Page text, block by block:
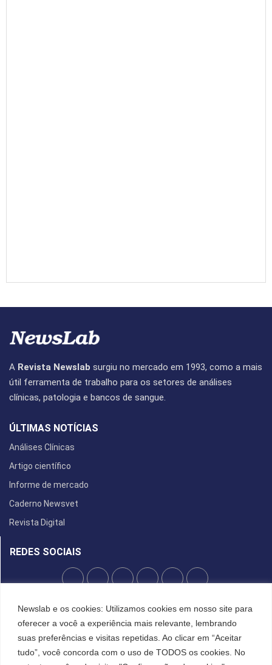
Newslab e os cookies: Utilizamos cookies em nosso site para
oferecer a você a experiência mais relevante, lembrando
suas preferências e visitas repetidas. Ao clicar em “Aceitar
tudo”, você concorda com o uso de TODOS os cookies. No
A Revista Newslab surgiu no mercado em 1993, como a mais
útil ferramenta de trabalho para os setores de análises
clínicas, patologia e bancos de sangue.
ÚLTIMAS NOTÍCIAS
Análises Clínicas
Artigo científico
Informe de mercado
Caderno Newsvet
Revista Digital
REDES SOCIAIS
POLÍTICA DE PRIVACIDADE
Cookies